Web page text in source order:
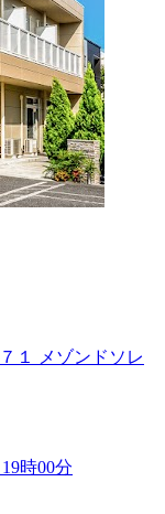
１ メゾンドソレ
時00分